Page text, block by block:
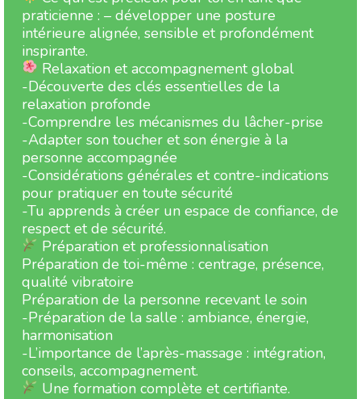
praticienne : – développer une posture
intérieure alignée, sensible et profondément
inspirante.
Relaxation et accompagnement global
-Découverte des clés essentielles de la
relaxation profonde
-Comprendre les mécanismes du lâcher-prise
-Adapter son toucher et son énergie à la
personne accompagnée
-Considérations générales et contre-indications
pour pratiquer en toute sécurité
-Tu apprends à créer un espace de confiance, de
respect et de sécurité.
Préparation et professionnalisation
Préparation de toi-même : centrage, présence,
qualité vibratoire
Préparation de la personne recevant le soin
-Préparation de la salle : ambiance, énergie,
harmonisation
-L’importance de l’après-massage : intégration,
conseils, accompagnement.
Une formation complète et certifiante.